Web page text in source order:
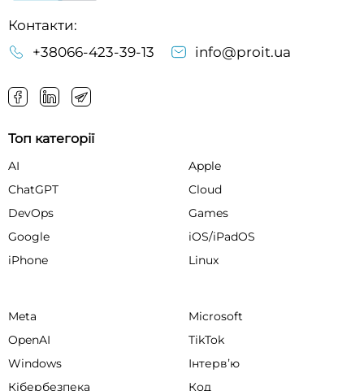
Контакти:
+38066-423-39-13
info@proit.ua
Топ категорії
AI
Apple
ChatGPT
Cloud
DevOps
Games
Google
iOS/iPadOS
iPhone
Linux
Meta
Microsoft
OpenAI
TikTok
Windows
Інтервʼю
Кібербезпека
Код